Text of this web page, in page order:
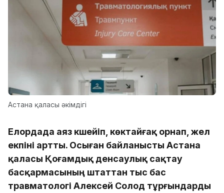
Астана қаласы әкімдігі
Елордада аяз күшейіп, көктайғақ орнап, жел
екпіні артты. Осыған байланысты Астана
қаласы Қоғамдық денсаулық сақтау
басқармасының штаттан тыс бас
травматологі Алексей Солод тұрғындарды